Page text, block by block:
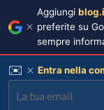
Aggiungi
preferite su
sempre
✉️ Entra nella